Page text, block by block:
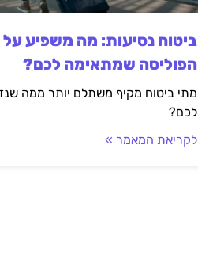
ביטוח נסיעות: מה משפיע על
הפוליסה שמתאימה לכם?
מתי ביטוח מקיף משתלם יותר ממה
לכם?
לקריאת המאמר »